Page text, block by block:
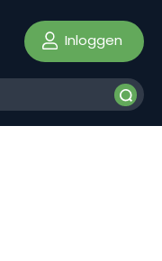
Inloggen